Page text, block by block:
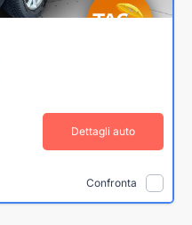
Dettagli auto
Confronta